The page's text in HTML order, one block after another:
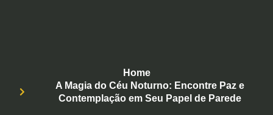
Home
A Magia do Céu Noturno: Encontre Paz e
Contemplação em Seu Papel de Parede